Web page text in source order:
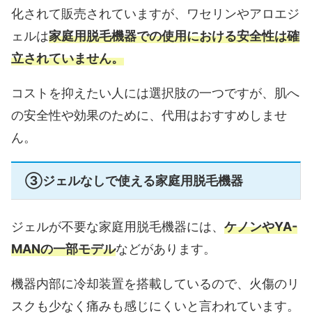
化されて販売されていますが、ワセリンやアロエジ
ェルは家庭用脱毛機器での使用における安全性は確
立されていません。
コストを抑えたい人には選択肢の一つですが、肌へ
の安全性や効果のために、代用はおすすめしませ
ん。
③ジェルなしで使える家庭用脱毛機器
ジェルが不要な家庭用脱毛機器には、 ケノンやYA-
MANの一部モデルなどがあります。
機器内部に冷却装置を搭載しているので、火傷のリ
スクも少なく痛みも感じにくいと言われています。